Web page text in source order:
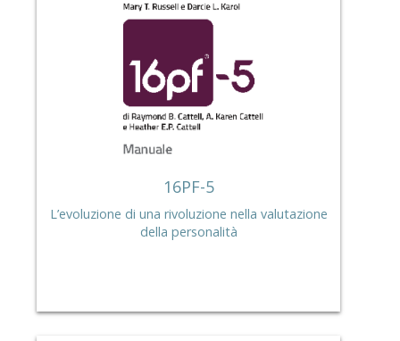
16PF-5
L’evoluzione di una rivoluzione nella valutazione
della personalità